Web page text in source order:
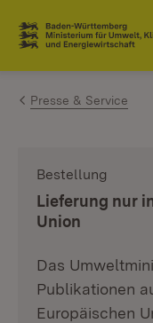
Zum Inhalt
Link zur Startseite
Presse & Service
Bestellung
Lieferung nur
Union
Das
Publikationen
Europäischen